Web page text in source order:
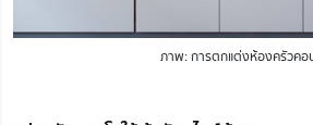
ภาพ: การตกแต่งห้องครัวคอ